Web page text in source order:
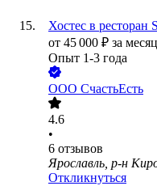
Хостес в ресторан
от 45 000 ₽ за
Опыт 1-3 года
ООО СчастьЕсть
4.6
•
6 отзывов
Ярославль, р-н
Откликнуться